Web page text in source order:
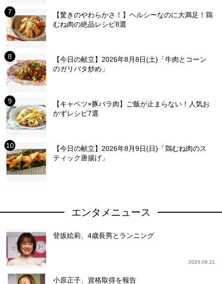
【驚きのやわらかさ！】ヘルシーなのに大満足！鶏
むね肉の絶品レシピ8選
【今日の献立】2026年8月8日(土)「牛肉とコーン
のガリバタ炒め」
【キャベツ×豚バラ肉】ご飯が止まらない！人気お
かずレシピ7選
【今日の献立】2026年8月9日(日)「鶏むね肉のス
ティック唐揚げ」
エンタメニュース
登坂絵莉、4歳長男とランニング
2025.09.21
小原正子、資格取得を報告